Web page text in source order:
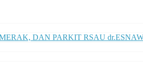
DAN PARKIT RSAU